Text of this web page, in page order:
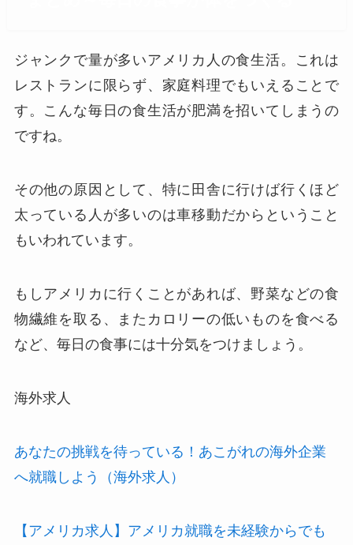
ジャンクで量が多いアメリカ人の食生活。これは
レストランに限らず、家庭料理でもいえることで
す。こんな毎日の食生活が肥満を招いてしまうの
ですね。
その他の原因として、特に田舎に行けば行くほど
太っている人が多いのは車移動だからということ
もいわれています。
もしアメリカに行くことがあれば、野菜などの食
物繊維を取る、またカロリーの低いものを食べる
など、毎日の食事には十分気をつけましょう。
海外求人
あなたの挑戦を待っている！あこがれの海外企業
へ就職しよう（海外求人）
【アメリカ求人】アメリカ就職を未経験からでも